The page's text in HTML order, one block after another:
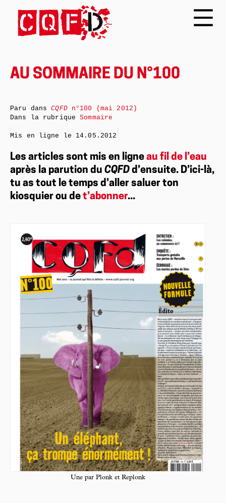
AU SOMMAIRE DU N°100
Les articles sont mis en ligne au fil de l’eau
après la parution du CQFD d’ensuite. D’ici-là,
tu as tout le temps d’aller saluer ton
kiosquier ou de t’abonner...
Une par Plonk et Replonk
Paru dansCQFDn°100 (mai 2012)
Dans la rubriqueSommaire
Mis en ligne le 14.05.2012